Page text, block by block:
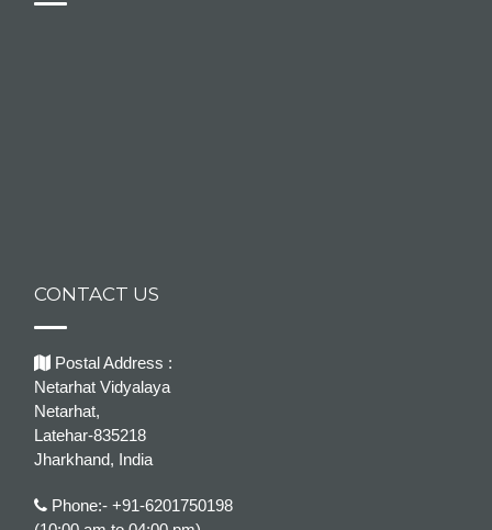
CONTACT US
Postal Address :
Netarhat Vidyalaya
Netarhat,
Latehar-835218
Jharkhand, India
Phone:- +91-6201750198